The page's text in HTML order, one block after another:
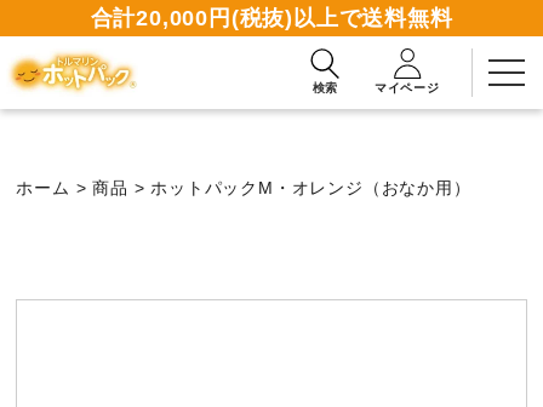
合計20,000円(税抜)以上で送料無料
検索 マイページ
ホーム >商品 > ホットパックM・オレンジ（おなか用）